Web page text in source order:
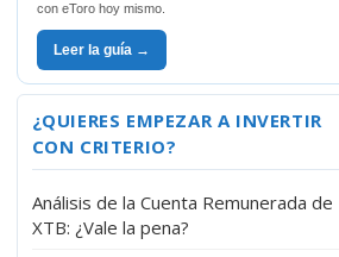
con eToro hoy mismo.
Leer la guía →
¿QUIERES EMPEZAR A INVERTIR
CON CRITERIO?
Análisis de la Cuenta Remunerada de
XTB: ¿Vale la pena?